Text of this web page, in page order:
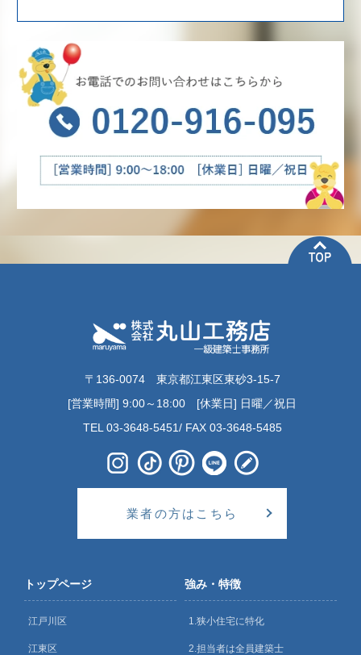
〒136-0074 東京都江東区東砂3-15-7
[営業時間] 9:00～18:00 [休業日] 日曜／祝日
TEL 03-3648-5451/ FAX 03-3648-5485
業者の方はこちら
トップページ
江戸川区
江東区
強み・特徴
1.狭小住宅に特化
2.担当者は全員建築士